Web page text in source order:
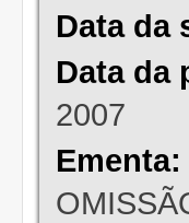
Data da
Data da
2007
Ementa: